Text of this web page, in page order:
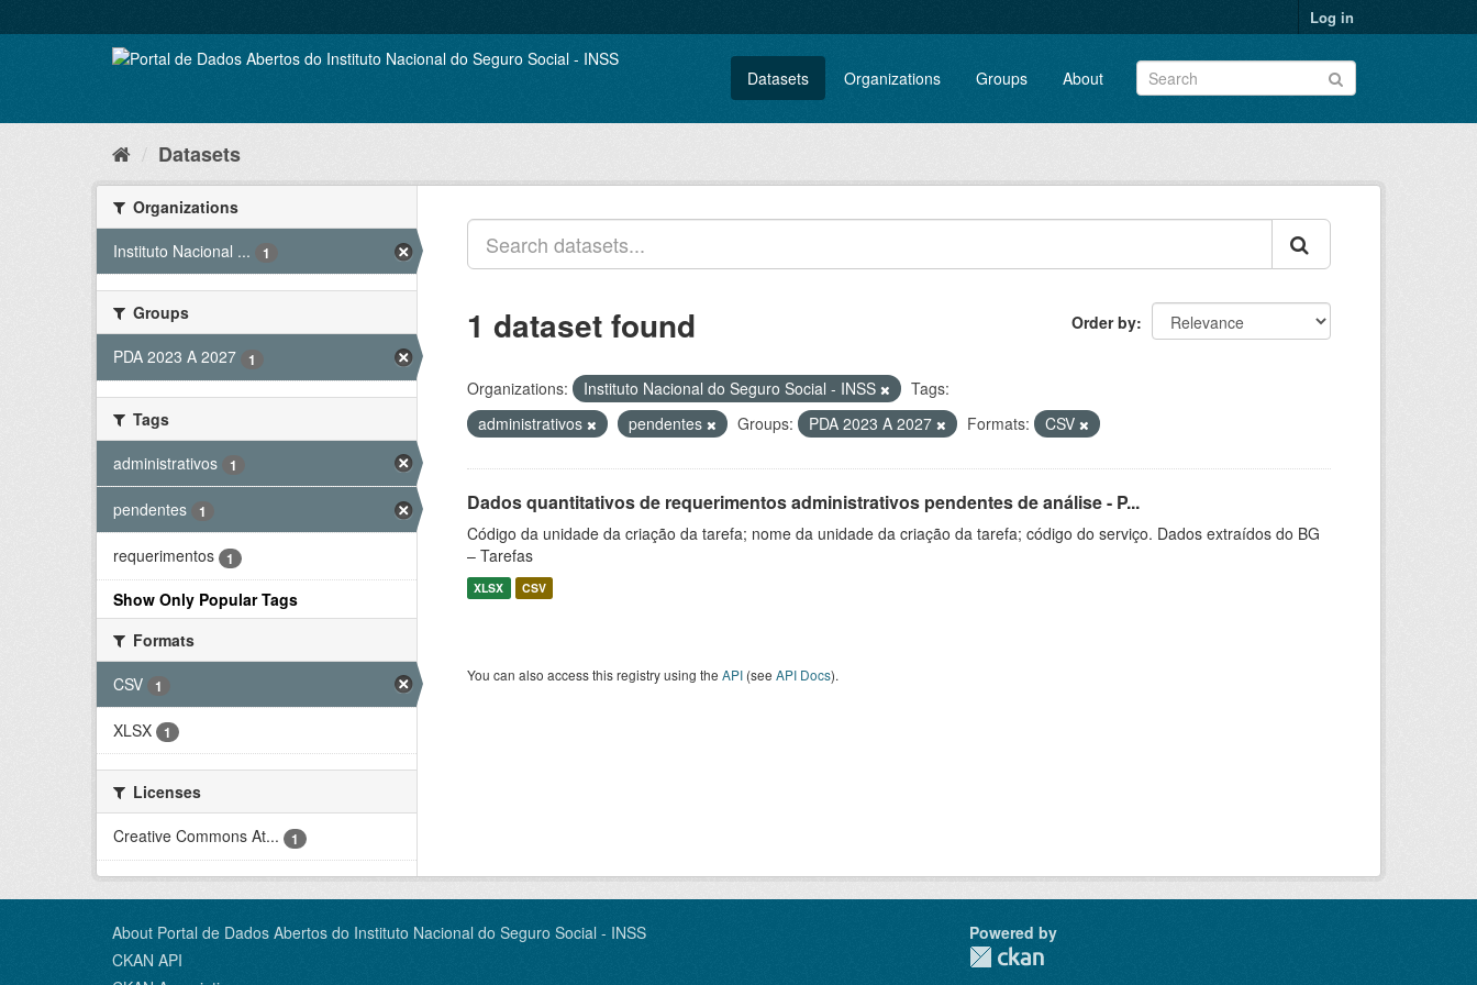
to
Log in
Datasets Organizations Groups About
Datasets
Organizations
Instituto Nacional ...
1
Groups
PDA 2023 A 2027
1
Tags
administrativos
1
pendentes 1
requerimentos 1
Show Only Popular Tags
Formats
CSV
1
XLSX 1
Licenses
Creative Commons At...
1
Order by
1 dataset found
Organizations: Instituto Nacional do Seguro Social - INSS
Tags:
administrativos
pendentes Groups: PDA 2023 A 2027 Formats: CSV
Dados quantitativos de requerimentos administrativos pendentes de análise - P...
Código da unidade da criação da tarefa; nome da unidade da criação da tarefa; código do serviço. Dados extraídos do BG
– Tarefas
XLSX CSV
You can also access this registry using the API (see API Docs).
About Portal de Dados Abertos do Instituto Nacional do Seguro Social - INSS
CKAN API
Powered by